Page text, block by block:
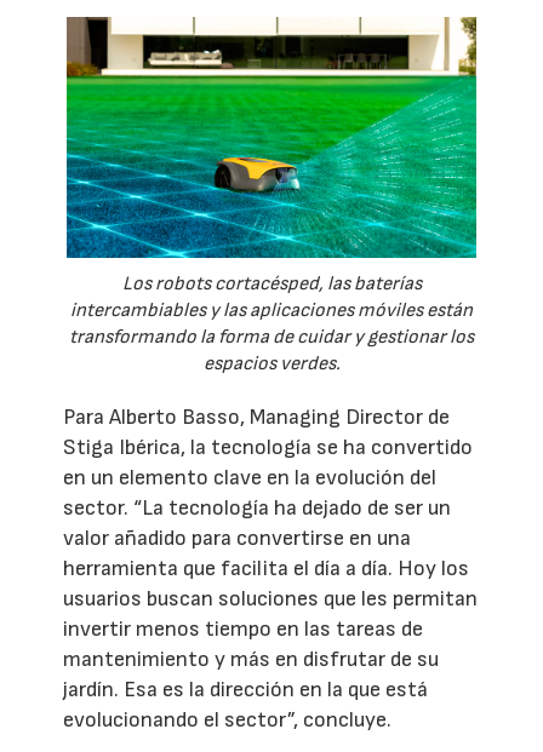
Los robots cortacésped, las baterías
intercambiables y las aplicaciones móviles están
transformando la forma de cuidar y gestionar los
espacios verdes.
Para Alberto Basso, Managing Director de
Stiga Ibérica, la tecnología se ha convertido
en un elemento clave en la evolución del
sector. “La tecnología ha dejado de ser un
valor añadido para convertirse en una
herramienta que facilita el día a día. Hoy los
usuarios buscan soluciones que les permitan
invertir menos tiempo en las tareas de
mantenimiento y más en disfrutar de su
jardín. Esa es la dirección en la que está
evolucionando el sector”, concluye.